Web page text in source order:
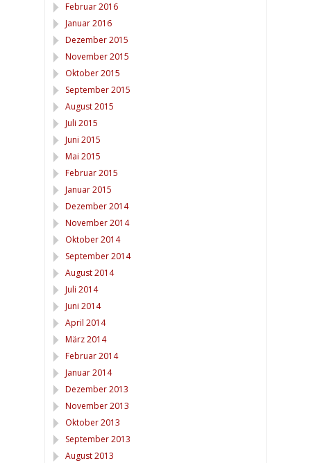
Februar 2016
Januar 2016
Dezember 2015
November 2015
Oktober 2015
September 2015
August 2015
Juli 2015
Juni 2015
Mai 2015
Februar 2015
Januar 2015
Dezember 2014
November 2014
Oktober 2014
September 2014
August 2014
Juli 2014
Juni 2014
April 2014
März 2014
Februar 2014
Januar 2014
Dezember 2013
November 2013
Oktober 2013
September 2013
August 2013